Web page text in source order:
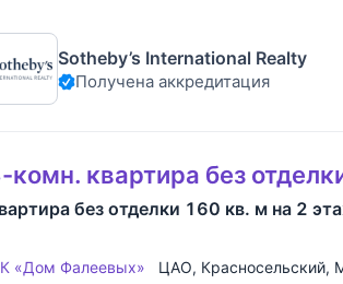
Sotheby’s International Realty
Получена аккредитация
комн. квартира без
без отделки 160 кв. м на 2
«Дом Фалеевых» ЦАО, Красносельский,